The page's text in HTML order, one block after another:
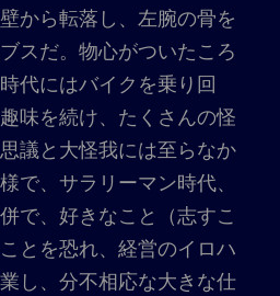
から転落し、左腕の骨を
スだ。物心がついたころ
代にはバイクを乗り回
味を続け、たくさんの怪
議と大怪我には至らなか
で、サラリーマン時代、
で、好きなこと（志すこ
とを恐れ、経営のイロハ
し、分不相応な大きな仕